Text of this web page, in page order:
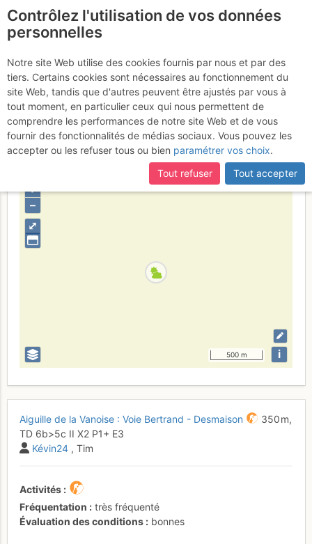
Aiguille de la Vanoise :
Voie Bertrand - Desmaison
Lundi 7 août 2017
Savoie
⤢
+
–
500 m i
Aiguille de la Vanoise : Voie Bertrand - Desmaison
350 m,
TD 6b>5c II X2 P1+ E3
Kévin24 , Tim
Activités
Fréquentation
très fréquenté
Évaluation des conditions
bonnes
Contrôlez l'utilisation de vos données
personnelles
Notre site Web utilise des cookies fournis par nous et par des
tiers. Certains cookies sont nécessaires au fonctionnement du
site Web, tandis que d'autres peuvent être ajustés par vous à
tout moment, en particulier ceux qui nous permettent de
comprendre les performances de notre site Web et de vous
fournir des fonctionnalités de médias sociaux. Vous pouvez les
accepter ou les refuser tous ou bien paramétrer vos choix.
Tout refuser
Tout accepter